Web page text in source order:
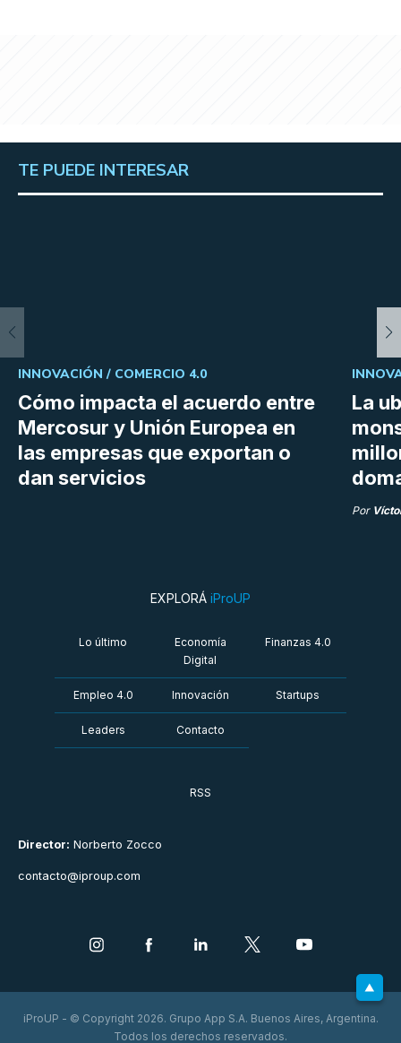
TE PUEDE INTERESAR
Cómo impacta el acuerdo entre
Mercosur y Unión Europea en
las empresas que exportan o
dan servicios
INNOVACIÓN / COMERCIO 4.0
La
Por
Director: Norberto Zocco
contacto@iproup.com
EXPLORÁ iProUP
Lo último
Economía
Digital
Finanzas 4.0
Empleo 4.0 Innovación Startups
Leaders Contacto
RSS
iProUP - © Copyright 2026. Grupo App S.A. Buenos Aires, Argentina.
Todos los derechos reservados.